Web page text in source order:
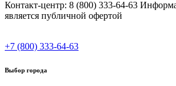
Контакт-центр: 8 (800) 333-64-63
является публичной офертой
+7 (800) 333-64-63
Выбор города